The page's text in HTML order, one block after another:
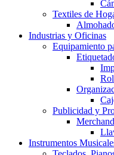
Textiles de
Industrias y Oficinas
Equipamiento
Publicidad y
Instrumentos